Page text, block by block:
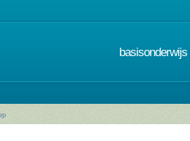
basisonderwijs